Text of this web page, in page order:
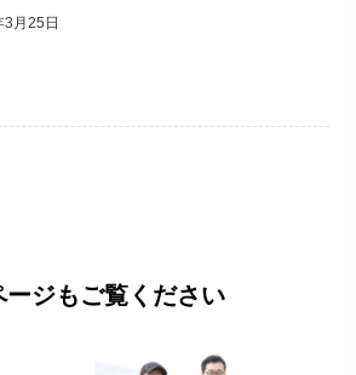
月25日
ージもご覧ください